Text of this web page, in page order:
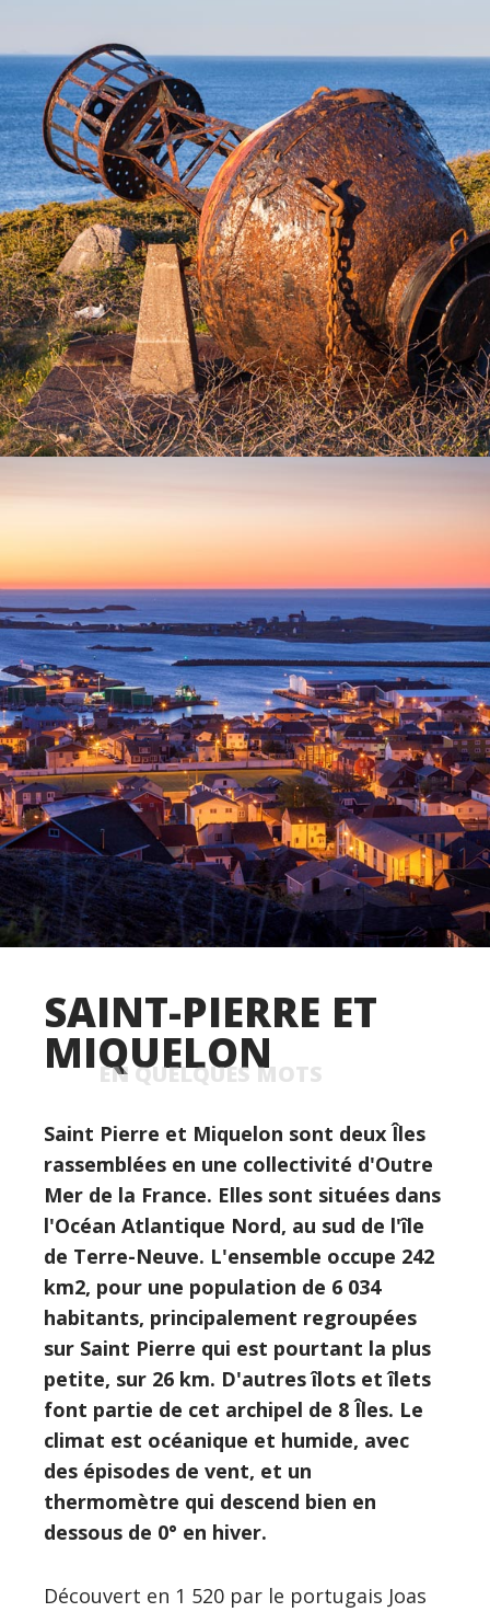
SAINT-PIERRE ET
MIQUELON
EN QUELQUES MOTS
Saint Pierre et Miquelon sont deux Îles
rassemblées en une collectivité d'Outre
Mer de la France. Elles sont situées dans
l'Océan Atlantique Nord, au sud de l'île
de Terre-Neuve. L'ensemble occupe 242
km2, pour une population de 6 034
habitants, principalement regroupées
sur Saint Pierre qui est pourtant la plus
petite, sur 26 km. D'autres îlots et îlets
font partie de cet archipel de 8 Îles. Le
climat est océanique et humide, avec
des épisodes de vent, et un
thermomètre qui descend bien en
dessous de 0° en hiver.
Découvert en 1 520 par le portugais Joas